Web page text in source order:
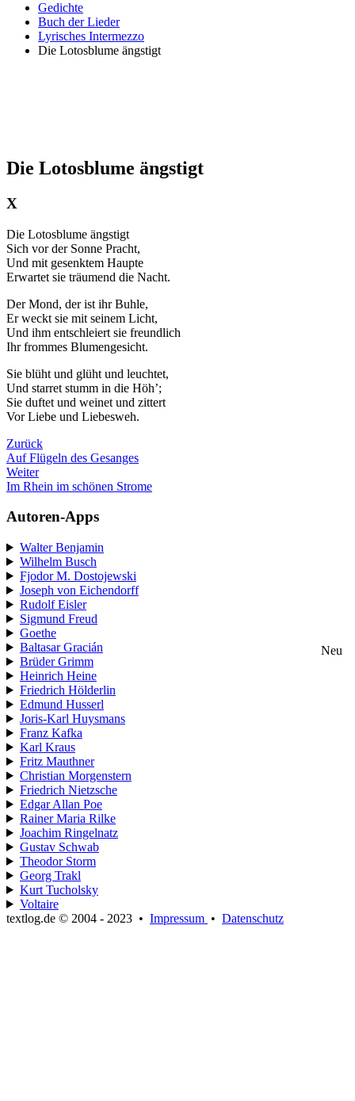
Gedichte
Buch der Lieder
Lyrisches Intermezzo
Die Lotosblume ängstigt
Die Lotosblume ängstigt
X
Die Lotosblume ängstigt
Sich vor der Sonne Pracht,
Und mit gesenktem Haupte
Erwartet sie träumend die Nacht.
Der Mond, der ist ihr Buhle,
Er weckt sie mit seinem Licht,
Und ihm entschleiert sie freundlich
Ihr frommes Blumengesicht.
Sie blüht und glüht und leuchtet,
Und starret stumm in die Höh’;
Sie duftet und weinet und zittert
Vor Liebe und Liebesweh.
Zurück
Auf Flügeln des Gesanges
Weiter
Im Rhein im schönen Strome
Autoren-Apps
Walter Benjamin
Wilhelm Busch
Fjodor M. Dostojewski
Joseph von Eichendorff
Rudolf Eisler
Sigmund Freud
Goethe
Baltasar Gracián
Neu
Brüder Grimm
Heinrich Heine
Friedrich Hölderlin
Edmund Husserl
Joris-Karl Huysmans
Franz Kafka
Karl Kraus
Fritz Mauthner
Christian Morgenstern
Friedrich Nietzsche
Edgar Allan Poe
Rainer Maria Rilke
Joachim Ringelnatz
Gustav Schwab
Theodor Storm
Georg Trakl
Kurt Tucholsky
Voltaire
textlog.de © 2004 - 2023 • Impressum • Datenschutz